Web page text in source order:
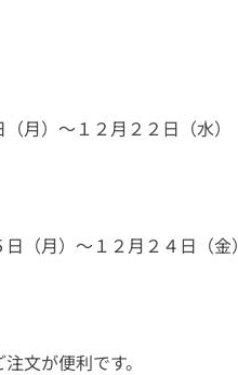
月）～１２月２２日（水）
（月）～１２月２４日（金）
文が便利です。